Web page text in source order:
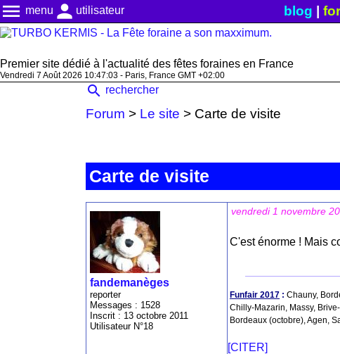
menu menu person utilisateur blog
Premier site dédié à l'actualité des fêtes foraines en France
Vendredi 7 Août 2026 10:47:05 - Paris, France GMT +02:00
search rechercher
Forum > Le site > Carte de visite
Carte de visite
fandemanèges
reporter
Messages : 1528
Inscrit : 13 octobre 2011
Utilisateur N°18
vendredi 1 novembre
C'est énorme ! Mais
Funfair 2017 : Chauny,
Chilly-Mazarin, Massy,
Bordeaux (octobre), Agen,
[CITER]